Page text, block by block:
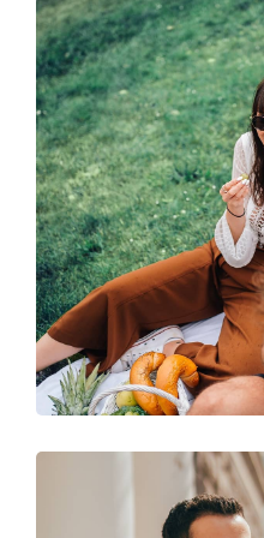
Autres
Sexe:
Catégorie:
Marque:
Utilisation:
Code: